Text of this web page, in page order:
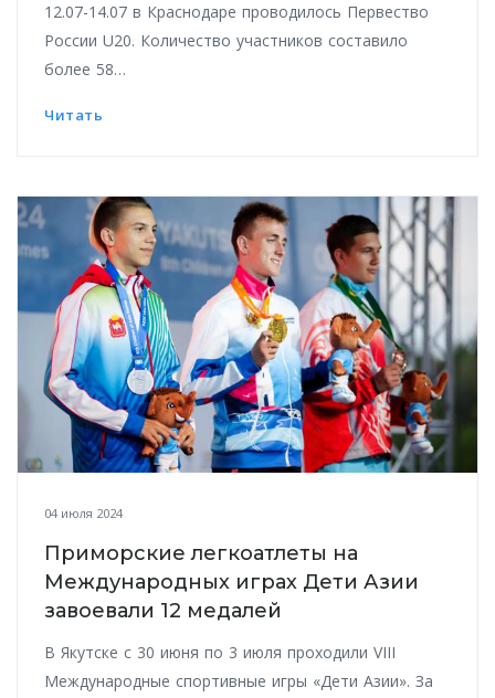
12.07-14.07 в Краснодаре проводилось Первество
России U20. Количество участников составило
более 58…
Читать
04 июля 2024
Приморские легкоатлеты на
Международных играх Дети Азии
завоевали 12 медалей
В Якутске с 30 июня по 3 июля проходили VIII
Международные спортивные игры «Дети Азии». За